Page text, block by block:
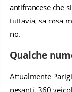
antifrancese che
tuttavia, sa cosa
no.
Qualche
Attualmente
pesanti, 360